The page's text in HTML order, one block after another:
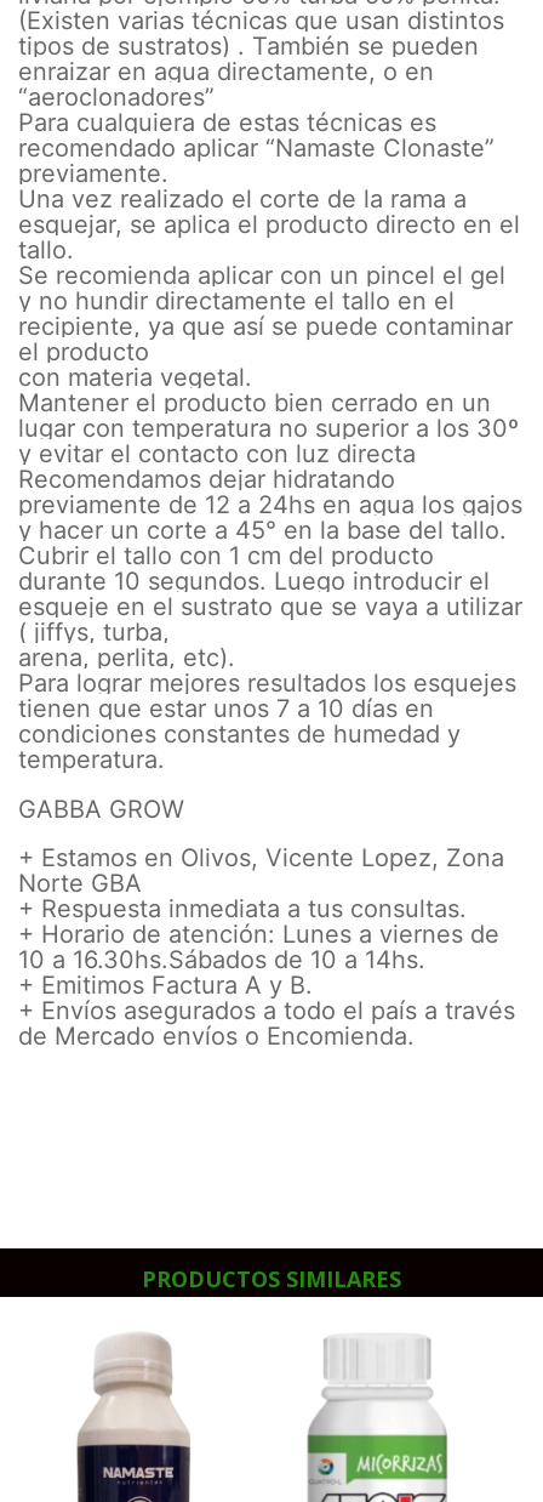
(Existen varias técnicas que usan distintos
tipos de sustratos) . También se pueden
enraizar en agua directamente, o en
“aeroclonadores”
Para cualquiera de estas técnicas es
recomendado aplicar “Namaste Clonaste”
previamente.
Una vez realizado el corte de la rama a
esquejar, se aplica el producto directo en el
tallo.
Se recomienda aplicar con un pincel el gel
y no hundir directamente el tallo en el
recipiente, ya que así se puede contaminar
el producto
con materia vegetal.
Mantener el producto bien cerrado en un
lugar con temperatura no superior a los 30º
y evitar el contacto con luz directa
Recomendamos dejar hidratando
previamente de 12 a 24hs en agua los gajos
y hacer un corte a 45° en la base del tallo.
Cubrir el tallo con 1 cm del producto
durante 10 segundos. Luego introducir el
esqueje en el sustrato que se vaya a utilizar
( jiffys, turba,
arena, perlita, etc).
Para lograr mejores resultados los esquejes
tienen que estar unos 7 a 10 días en
condiciones constantes de humedad y
temperatura.
GABBA GROW
+ Estamos en Olivos, Vicente Lopez, Zona
Norte GBA
+ Respuesta inmediata a tus consultas.
+ Horario de atención: Lunes a viernes de
10 a 16.30hs.Sábados de 10 a 14hs.
+ Emitimos Factura A y B.
+ Envíos asegurados a todo el país a través
de Mercado envíos o Encomienda.
PRODUCTOS SIMILARES